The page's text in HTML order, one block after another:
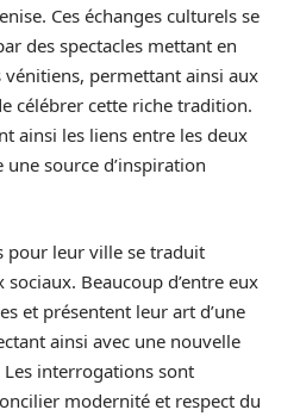
Ces échanges culturels se
des spectacles mettant en
vénitiens, permettant ainsi aux
célébrer cette riche tradition.
ainsi les liens entre les deux
source d’inspiration
pour leur ville se traduit
Beaucoup d’entre eux
et présentent leur art d’une
ainsi avec une nouvelle
interrogations sont
modernité et respect du